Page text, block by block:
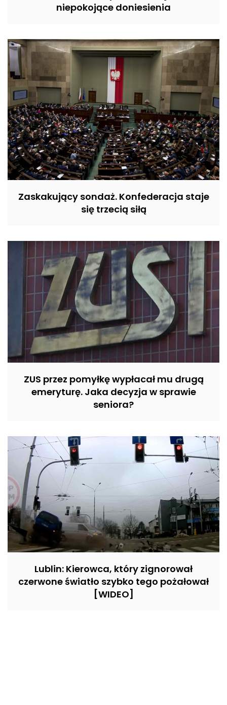
niepokojące doniesienia
Zaskakujący sondaż. Konfederacja staje
się trzecią siłą
ZUS przez pomyłkę wypłacał mu drugą
emeryturę. Jaka decyzja w sprawie
seniora?
Lublin: Kierowca, który zignorował
czerwone światło szybko tego pożałował
[WIDEO]